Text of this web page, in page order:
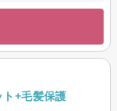
+毛髪保護